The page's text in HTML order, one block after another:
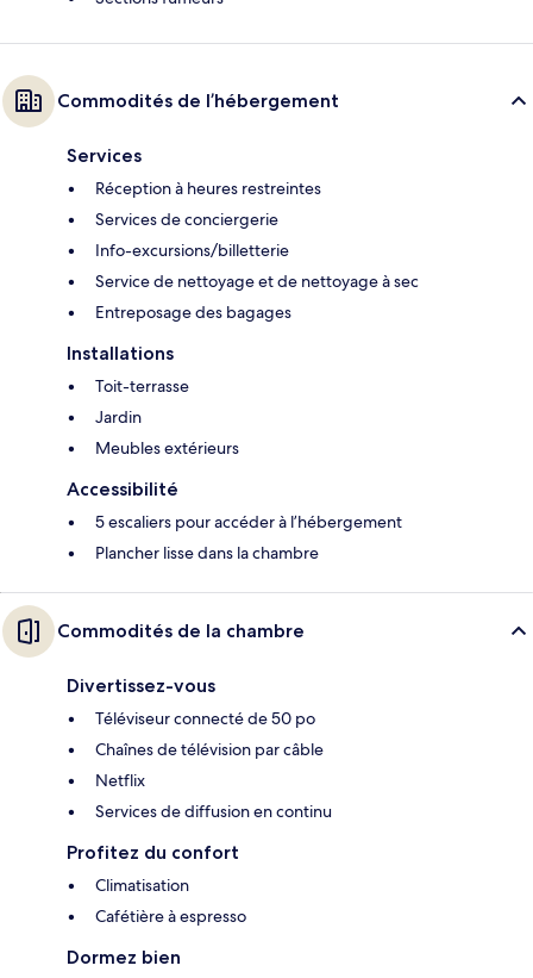
Commodités de l’hébergement
Services
Réception à heures restreintes
Services de conciergerie
Info-excursions/billetterie
Service de nettoyage et de nettoyage à sec
Entreposage des bagages
Installations
Toit-terrasse
Jardin
Meubles extérieurs
Accessibilité
5 escaliers pour accéder à l’hébergement
Plancher lisse dans la chambre
Commodités de la chambre
Divertissez-vous
Téléviseur connecté de 50 po
Chaînes de télévision par câble
Netflix
Services de diffusion en continu
Profitez du confort
Climatisation
Cafétière à espresso
Dormez bien